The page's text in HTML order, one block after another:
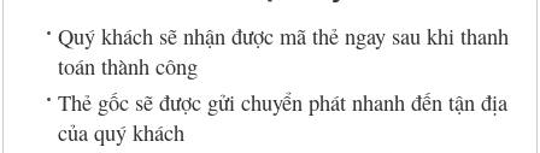
Quý khách sẽ nhận được mã thẻ ngay sau khi thanh
toán thành công
Thẻ gốc sẽ được gửi chuyển phát nhanh đến tận địa
của quý khách